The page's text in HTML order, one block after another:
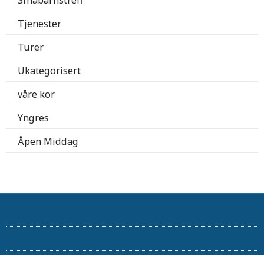
Tjenester
Turer
Ukategorisert
våre kor
Yngres
Åpen Middag